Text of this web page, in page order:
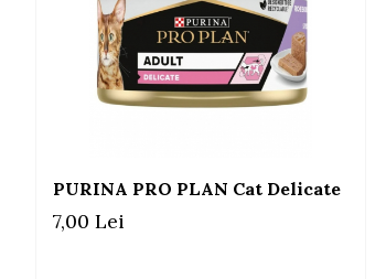
PURINA PRO PLAN Cat Delicate
7,00 Lei